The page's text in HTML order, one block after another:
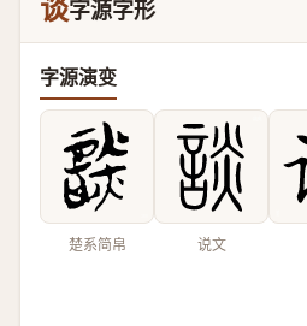
谈字源字形
字源演变
楚系简帛 说文